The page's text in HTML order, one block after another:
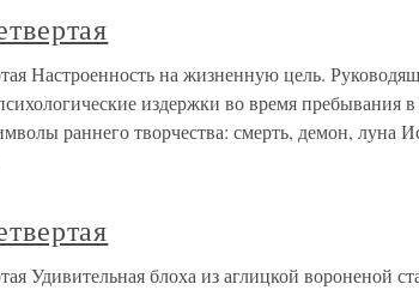
Настроенность на жизненную цель.
издержки во время пребывания
раннего творчества: смерть, демон, луна
Удивительная блоха из аглицкой вороненой